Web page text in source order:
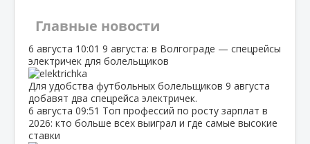
Главные новости
6 августа 10:01 9 августа: в Волгограде — спецрейсы
электричек для болельщиков
Для удобства футбольных болельщиков 9 августа
добавят два спецрейса электричек.
6 августа 09:51 Топ профессий по росту зарплат в
2026: кто больше всех выиграл и где самые высокие
ставки